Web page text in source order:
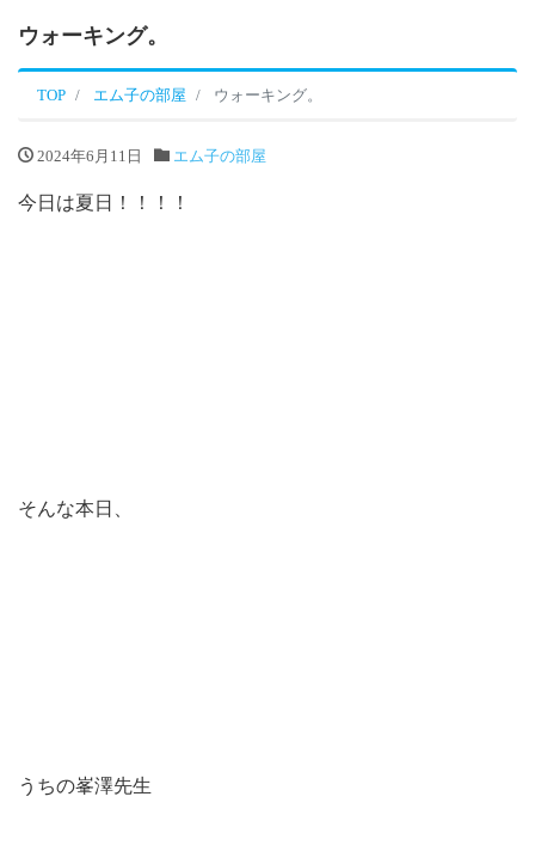
ウォーキング。
TOP エム子の部屋 ウォーキング。
2024年6月11日 エム子の部屋
今日は夏日！！！！
そんな本日、
うちの峯澤先生